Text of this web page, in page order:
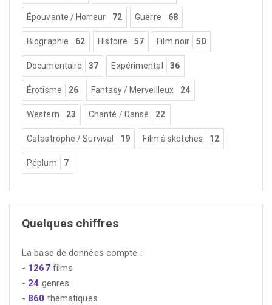
Épouvante / Horreur 72 Guerre 68
Biographie 62 Histoire 57 Film noir 50
Documentaire 37 Expérimental 36
Érotisme 26 Fantasy / Merveilleux 24
Western 23 Chanté / Dansé 22
Catastrophe / Survival 19 Film à sketches 12
Péplum 7
Quelques chiffres
La base de données compte :
- 1267films
- 24 genres
- 860 thématiques